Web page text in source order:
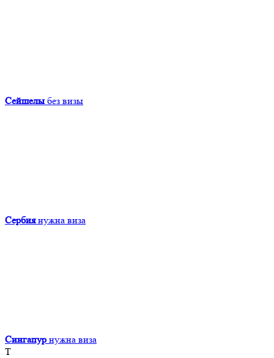
Сейшелы без визы
Сербия нужна виза
Сингапур нужна виза
Т